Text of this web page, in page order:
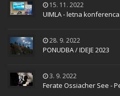
15. 11. 2022
UIMLA - letna
28. 9. 2022
PONUDBA / IDEJE 2023
3. 9. 2022
Ferate Ossiacher See -